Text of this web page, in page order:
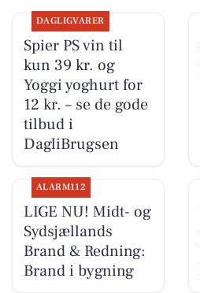
DAGLIGVARER
Spier PS vin til
kun 39 kr. og
Yoggi yoghurt for
12 kr. – se de gode
tilbud i
DagliBrugsen
ALARM112
LIGE NU! Midt- og
Sydsjællands
Brand & Redning:
Brand i bygning